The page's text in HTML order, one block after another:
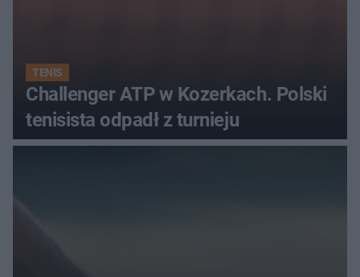
TENIS
Challenger ATP w Kozerkach. Polski
tenisista odpadł z turnieju